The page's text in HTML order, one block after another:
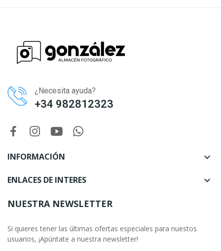
¿Necesita ayuda?
+34 982812323
INFORMACIÓN 
ENLACES DE INTERES

NUESTRA NEWSLETTER
Si quieres tener las últimas ofertas especiales para nuestos
usuarios, ¡Apúntate a nuestra newsletter!